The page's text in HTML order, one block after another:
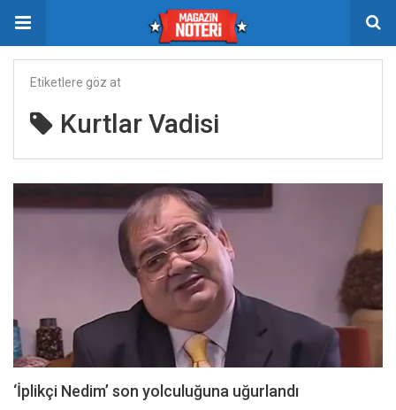
Etiketlere göz at
Kurtlar Vadisi
‘İplikçi Nedim’ son yolculuğuna uğurlandı